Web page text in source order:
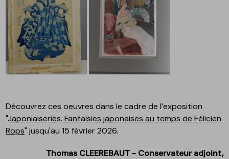
Découvrez ces oeuvres dans le cadre de l’exposition
"Japoniaiseries. Fantaisies japonaises au temps de Félicien
Rops" jusqu'au 15 février 2026.
Thomas CLEEREBAUT - Conservateur adjoint,